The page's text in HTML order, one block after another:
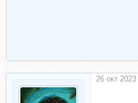
26 окт 2023